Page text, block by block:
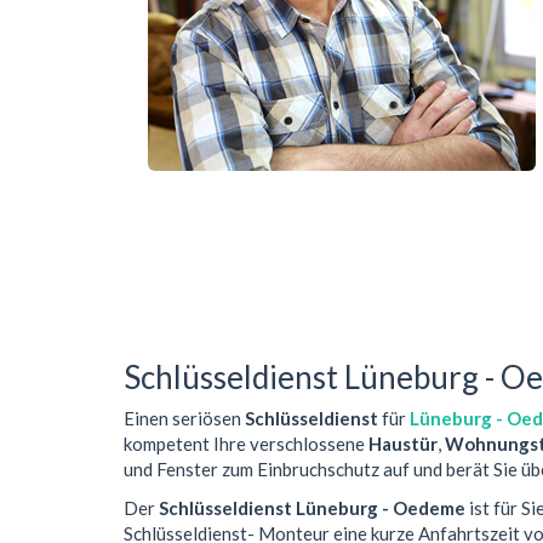
Schlüsseldienst Lüneburg -
Einen seriösen Schlüsseldienst für Lüneburg -
kompetent Ihre verschlossene Haustür,
und Fenster zum Einbruchschutz auf und berät Sie
DerSchlüsseldienst Lüneburg - Oedeme ist für
Schlüsseldienst- Monteur eine kurze Anfahrtszeit